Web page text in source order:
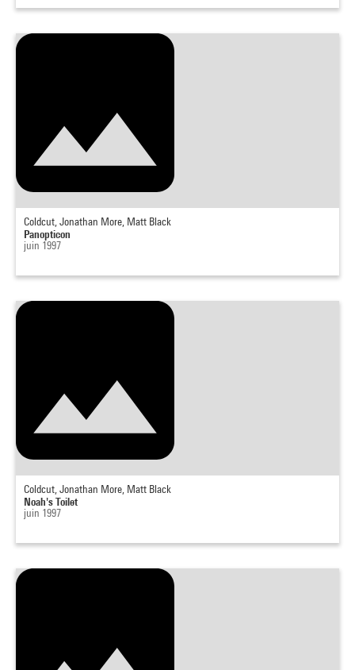
Coldcut, Jonathan More, Matt Black
Panopticon
juin 1997
Coldcut, Jonathan More, Matt Black
Noah's Toilet
juin 1997